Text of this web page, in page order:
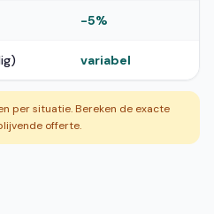
-5%
variabel
per situatie. Bereken de exacte
offerte.